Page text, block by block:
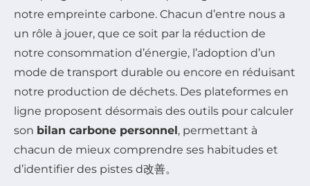
notre empreinte carbone. Chacun d’entre nous a
un rôle à jouer, que ce soit par la réduction de
notre consommation d’énergie, l’adoption d’un
mode de transport durable ou encore en réduisant
notre production de déchets. Des plateformes en
ligne proposent désormais des outils pour calculer
son bilan carbone personnel, permettant à
chacun de mieux comprendre ses habitudes et
d’identifier des pistes d改善。